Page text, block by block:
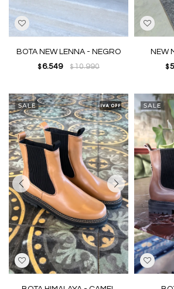
BOTA NEW LENNA - NEGRO
$ 6.549 $10.990
NEW
$